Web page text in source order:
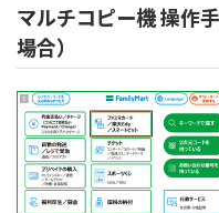
マルチコピー機 操作
場合）